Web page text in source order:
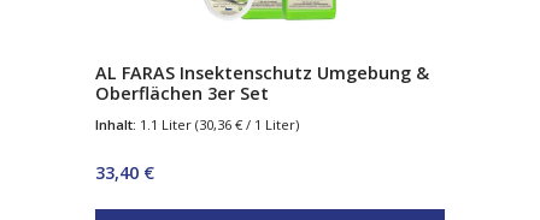
AL FARAS Insektenschutz Umgebung &
Oberflächen 3er Set
Inhalt: 1.1 Liter (30,36 € / 1 Liter)
Regulärer Preis:
33,40 €